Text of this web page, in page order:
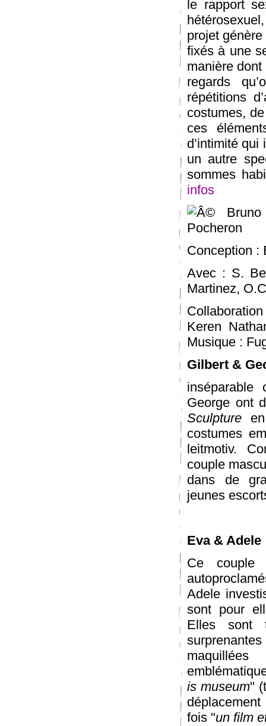
le rapport
projet
fixés à une
manière
regards
répétitions
costumes,
ces
d’intimité
un autre
sommes
infos
Conception :
Avec : S.
Martinez,
Keren
Musique :
Gilbert &
inséparable
George ont
Sculpture
costumes
leitmotiv.
couple
dans de
jeunes
Eva & Adele
Ce couple
Adele
sont pour
Elles sont
is museum"
fois "un film